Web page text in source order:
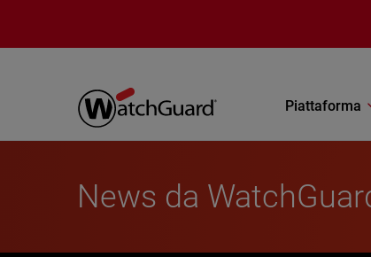
Piattaforma
News da